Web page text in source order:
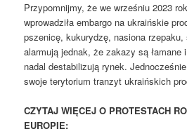
Przypomnijmy, że we wrześniu 2023
wprowadziła embargo na ukraińskie
pszenicę, kukurydzę, nasiona rzepaku,
alarmują jednak, że zakazy są łamane
nadal destabilizują rynek.
swoje terytorium tranzyt ukraińskich
CZYTAJ WIĘCEJ O PROTESTACH
EUROPIE: